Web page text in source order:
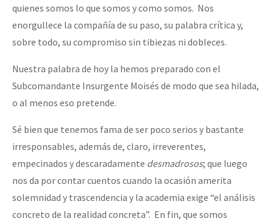
quienes somos lo que somos y como somos. Nos
enorgullece la compañía de su paso, su palabra crítica y,
sobre todo, su compromiso sin tibiezas ni dobleces.
Nuestra palabra de hoy la hemos preparado con el
Subcomandante Insurgente Moisés de modo que sea hilada,
o al menos eso pretende.
Sé bien que tenemos fama de ser poco serios y bastante
irresponsables, además de, claro, irreverentes,
empecinados y descaradamente desmadrosos; que luego
nos da por contar cuentos cuando la ocasión amerita
solemnidad y trascendencia y la academia exige “el análisis
concreto de la realidad concreta”. En fin, que somos